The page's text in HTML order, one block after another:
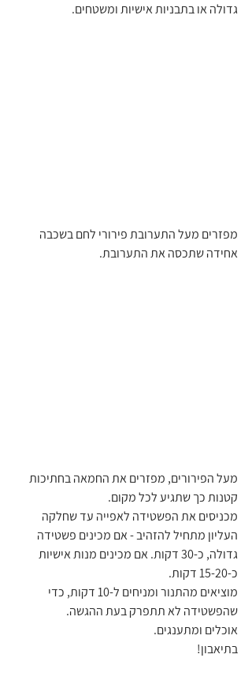
גדולה או בתבניות אישיות ומשטחים.
מפזרים מעל התערובת פירורי לחם בשכבה
אחידה שתכסה את התערובת.
מעל הפירורים, מפזרים את החמאה בחתיכות
קטנות כך שתגיע לכל מקום.
מכניסים את הפשטידה לאפייה עד שחלקה
העליון מתחיל להזהיב - אם מכינים פשטידה
גדולה, כ-30 דקות. אם מכינים מנות אישיות
כ-15-20 דקות.
מוציאים מהתנור ומניחים ל-10 דקות, כדי
שהפשטידה לא תתפרק בעת ההגשה.
אוכלים ומתענגים.
בתיאבון!